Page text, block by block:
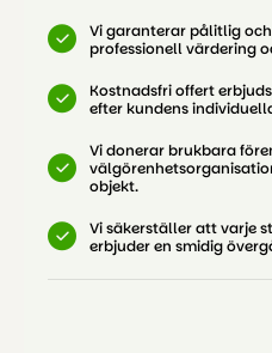
Vi garanterar pålitlig
professionell värdering
Kostnadsfri offert
efter kundens
Vi donerar brukbara
objekt.
Vi säkerställer att varje
erbjuder en smidig